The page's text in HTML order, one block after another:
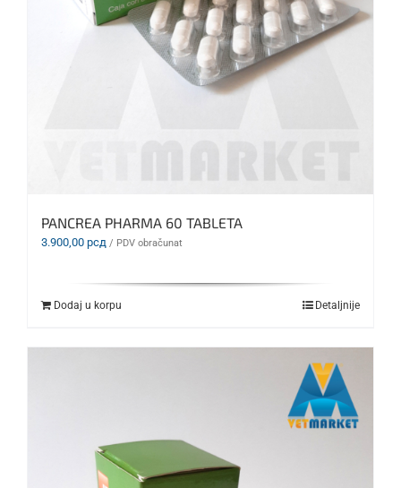
PANCREA PHARMA 60 TABLETA
3.900,00 рсд / PDV obračunat
Dodaj u korpu Detaljnije